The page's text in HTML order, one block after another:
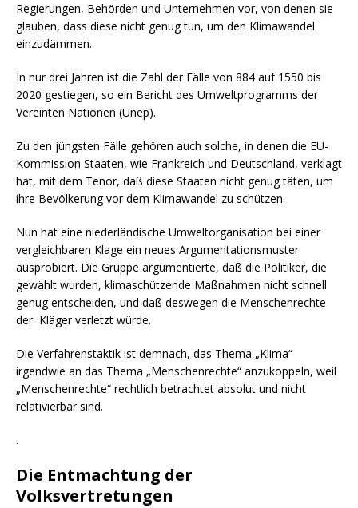
Regierungen, Behörden und Unternehmen vor, von denen sie
glauben, dass diese nicht genug tun, um den Klimawandel
einzudämmen.
In nur drei Jahren ist die Zahl der Fälle von 884 auf 1550 bis
2020 gestiegen, so ein Bericht des Umweltprogramms der
Vereinten Nationen (Unep).
Zu den jüngsten Fälle gehören auch solche, in denen die EU-
Kommission Staaten, wie Frankreich und Deutschland, verklagt
hat, mit dem Tenor, daß diese Staaten nicht genug täten, um
ihre Bevölkerung vor dem Klimawandel zu schützen.
Nun hat eine niederländische Umweltorganisation bei einer
vergleichbaren Klage ein neues Argumentationsmuster
ausprobiert. Die Gruppe argumentierte, daß die Politiker, die
gewählt wurden, klimaschützende Maßnahmen nicht schnell
genug entscheiden, und daß deswegen die Menschenrechte
der Kläger verletzt würde.
Die Verfahrenstaktik ist demnach, das Thema „Klima“
irgendwie an das Thema „Menschenrechte“ anzukoppeln, weil
„Menschenrechte“ rechtlich betrachtet absolut und nicht
relativierbar sind.
.
Die Entmachtung der
Volksvertretungen